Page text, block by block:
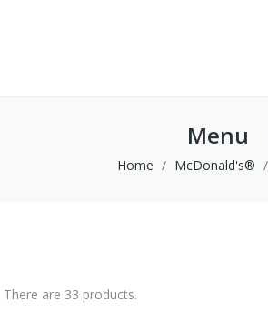
Menu
Home McDonald's®
There are 33 products.